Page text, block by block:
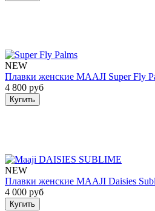
NEW
Плавки женские MAAJI Super Fly
4 800 руб
Купить
NEW
Плавки женские MAAJI Daisies
4 000 руб
Купить